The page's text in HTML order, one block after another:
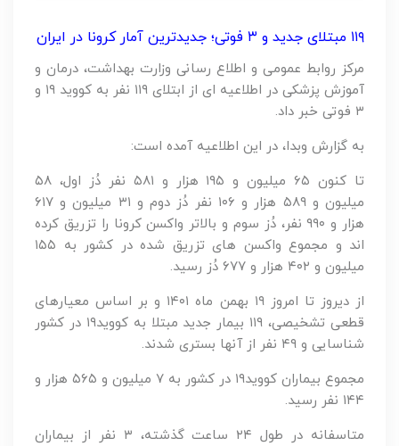
۱۱۹ مبتلای جدید و ۳ فوتی؛ جدیدترین آمار کرونا در ایران
مرکز روابط عمومی و اطلاع رسانی وزارت بهداشت، درمان و
آموزش پزشکی در اطلاعیه ای از ابتلای ۱۱۹ نفر به کووید ۱۹ و
۳ فوتی خبر داد.
به گزارش وبدا، در این اطلاعیه آمده است:
تا کنون ۶۵ میلیون و ۱۹۵ هزار و ۵۸۱ نفر دُز اول، ۵۸
میلیون و ۵۸۹ هزار و ۱۰۶ نفر دُز دوم و ۳۱ میلیون و ۶۱۷
هزار و ۹۹۰ نفر، دُز سوم و بالاتر واکسن کرونا را تزریق کرده
اند و مجموع واکسن های تزریق شده در کشور به ۱۵۵
میلیون و ۴۰۲ هزار و ۶۷۷ دُز رسید.
از دیروز تا امروز ۱۹ بهمن ماه ۱۴۰۱ و بر اساس معیارهای
قطعی تشخیصی، ۱۱۹ بیمار جدید مبتلا به کووید۱۹ در کشور
شناسایی و ۴۹ نفر از آنها بستری شدند.
مجموع بیماران کووید۱۹ در کشور به ۷ میلیون و ۵۶۵ هزار و
۱۴۴ نفر رسید.
متاسفانه در طول ۲۴ ساعت گذشته، ۳ نفر از بیماران